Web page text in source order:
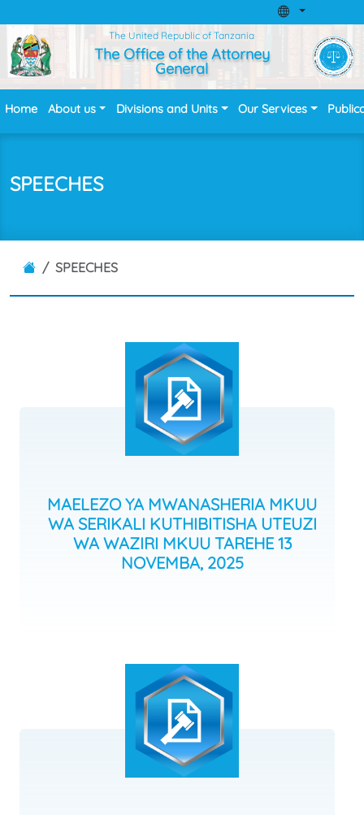
The United Republic of Tanzania
The Office of the Attorney
General
Home About us Divisions and Units Our Services
SPEECHES
SPEECHES
MAELEZO YA MWANASHERIA MKUU
WA SERIKALI KUTHIBITISHA UTEUZI
WA WAZIRI MKUU TAREHE 13
NOVEMBA, 2025